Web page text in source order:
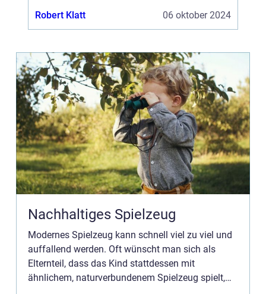
Robert Klatt
06 oktober 2024
Nachhaltiges Spielzeug
Modernes Spielzeug kann schnell viel zu viel und
auffallend werden. Oft wünscht man sich als
Elternteil, dass das Kind stattdessen mit
ähnlichem, naturverbundenem Spielzeug spielt,